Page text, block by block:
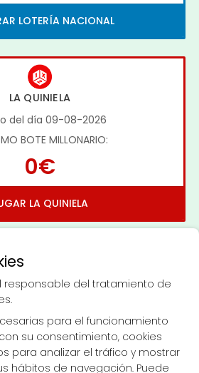
LOTERÍA NACIONAL
LA QUINIELA
del día 09-08-2026
BOTE MILLONARIO:
0€
LA QUINIELA
responsable del tratamiento de
para el funcionamiento
su consentimiento, cookies
para analizar el tráfico y mostrar
hábitos de navegación. Puede